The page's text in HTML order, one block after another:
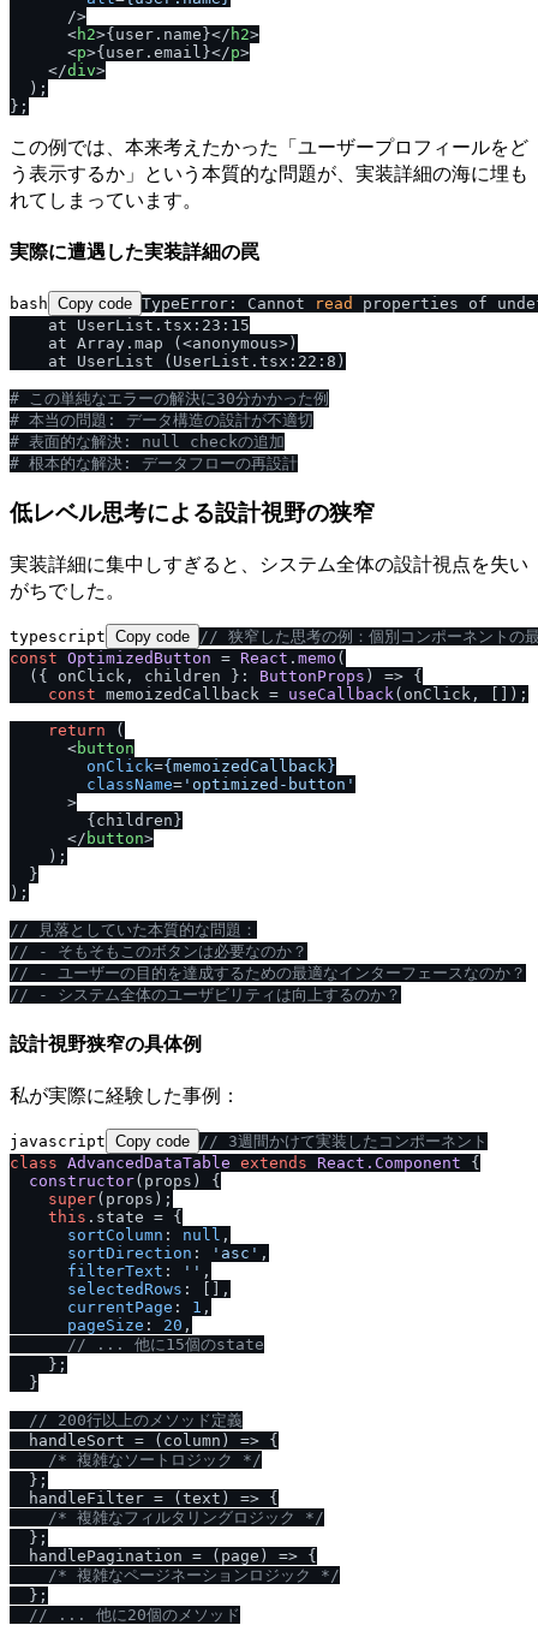
      />
<h2>{user.name}</ h2>
<p>{user.email}</p>
</div>
  );
この例では、本来考えたかった「ユーザープロフィールをど
う表示するか」という本質的な問題が、実装詳細の海に埋も
れてしまっています。
実際に遭遇した実装詳細の罠
bash Copy code TypeError: Cannot read
properties of
    at UserList.tsx:23:15
    at Array.map (<anonymous>)
    at UserList (UserList.tsx:22:8)
# この単純なエラーの解決に30分かかった例
# 本当の問題: データ構造の設計が不適切
# 表面的な解決: null checkの追加
# 根本的な解決: データフローの再設計
低レベル思考による設計視野の狭窄
実装詳細に集中しすぎると、システム全体の設計視点を失い
がちでした。
typescript Copy code / / 狭窄した思考の例：個別コンポーネントの
const OptimizedButton = React . memo (
( { onClick, children }: ButtonProps ) => {
const memoizedCallback = useCallback (onClick, []);
return (
<button
onClick={memoizedCallback}
className= 'optimized-button'
      >
        {children}
</ button>
    );
  }
);
/ / 見落としていた本質的な問題：
/ / - そもそもこのボタンは必要なのか？
/ / - ユーザーの目的を達成するための最適なインターフェースなのか？
/ / - システム全体のユーザビリティは向上するのか？
設計視野狭窄の具体例
私が実際に経験した事例：
javascript Copy code // 3週間かけて実装したコンポーネント
class AdvancedDataTable extends React.Component {
constructor( props ) {
super(props);
this . state = {
sortColumn : null ,
sortDirection : 'asc' ,
filterText : '' ,
selectedRows : [],
currentPage : 1 ,
pageSize : 20 ,
// ... 他に15個のstate
    };
  }
// 200行以上のメソッド定義
  handleSort =
( column ) => {
/* 複雑なソートロジック */
  };
  handleFilter =
( text ) => {
/* 複雑なフィルタリングロジック */
  };
  handlePagination =
( page ) => {
/* 複雑なページネーションロジック */
  };
// ... 他に20個のメソッド